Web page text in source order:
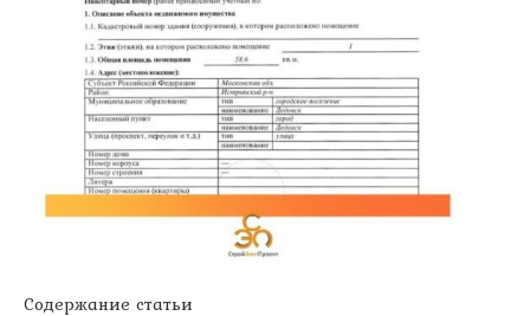
Содержание статьи